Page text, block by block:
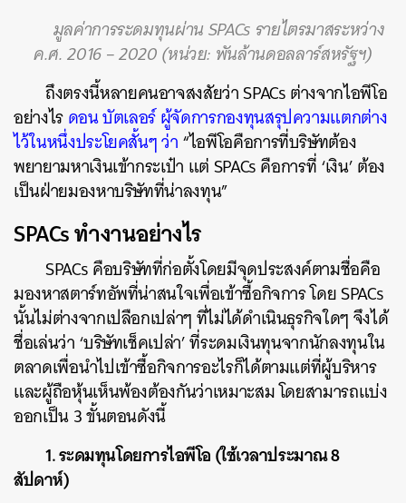
มูลค่าการระดมทุนผ่าน SPACs รายไตรมาสระหว่าง
ค.ศ. 2016 – 2020 (หน่วย: พันล้านดอลลาร์สหรัฐฯ)
ถึงตรงนี้หลายคนอาจสงสัยว่า SPACs ต่างจากไอพีโอ
อย่างไรดอน บัตเลอร์ ผู้จัดการกองทุนสรุปความแตกต่าง
ไว้ในหนึ่งประโยคสั้นๆ ว่า“ไอพีโอคือการที่บริษัทต้อง
พยายามหาเงินเข้ากระเป๋า แต่ SPACs คือการที่ ‘เงิน’ ต้อง
เป็นฝ่ายมองหาบริษัทที่น่าลงทุน”
SPACs ทำงานอย่างไร
SPACs คือบริษัทที่ก่อตั้งโดยมีจุดประสงค์ตามชื่อคือ
มองหาสตาร์ทอัพที่น่าสนใจเพื่อเข้าซื้อกิจการ โดย SPACs
นั้นไม่ต่างจากเปลือกเปล่าๆ ที่ไม่ได้ดำเนินธุรกิจใดๆ จึงได้
ชื่อเล่นว่า ‘บริษัทเช็คเปล่า’ ที่ระดมเงินทุนจากนักลงทุนใน
ตลาดเพื่อนำไปเข้าซื้อกิจการอะไรก็ได้ตามแต่ที่ผู้บริหาร
และผู้ถือหุ้นเห็นพ้องต้องกันว่าเหมาะสม โดยสามารถแบ่ง
ออกเป็น 3 ขั้นตอนดังนี้
1. ระดมทุนโดยการไอพีโอ (ใช้เวลาประมาณ 8
สัปดาห์)